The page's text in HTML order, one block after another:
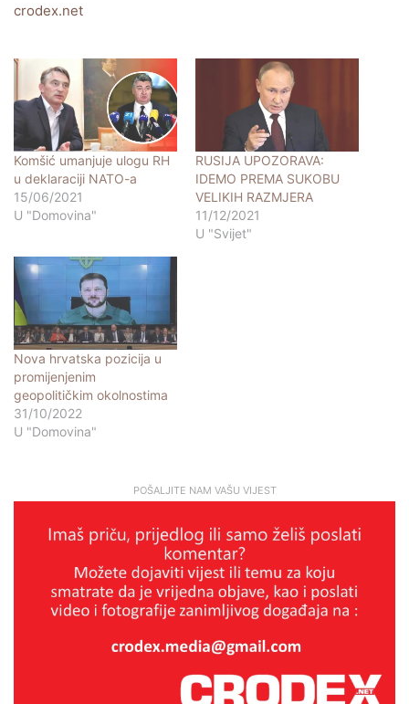
crodex.net
Komšić umanjuje ulogu RH
u deklaraciji NATO-a
15/06/2021
U "Domovina"
RUSIJA UPOZORAVA:
IDEMO PREMA SUKOBU
VELIKIH RAZMJERA
11/12/2021
U "Svijet"
Nova hrvatska pozicija u
promijenjenim
geopolitičkim okolnostima
31/10/2022
U "Domovina"
POŠALJITE NAM VAŠU VIJEST